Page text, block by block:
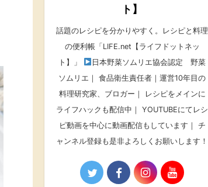
ト】
話題のレシピを分かりやすく。レシピと料理
の便利帳「LIFE.net【ライフドットネッ
ト】」
日本野菜ソムリエ協会認定 野菜
ソムリエ｜ 食品衛生責任者｜運営10年目の
料理研究家、ブロガー｜ レシピをメインに
ライフハックも配信中｜ YOUTUBEにてレシ
ピ動画を中心に動画配信もしています｜ チ
ャンネル登録も是非よろしくお願いします！